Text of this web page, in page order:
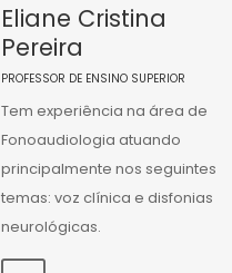
Eliane Cristina
Pereira
PROFESSOR DE ENSINO SUPERIOR
Tem experiência na área de
Fonoaudiologia atuando
principalmente nos seguintes
temas: voz clínica e disfonias
neurológicas.